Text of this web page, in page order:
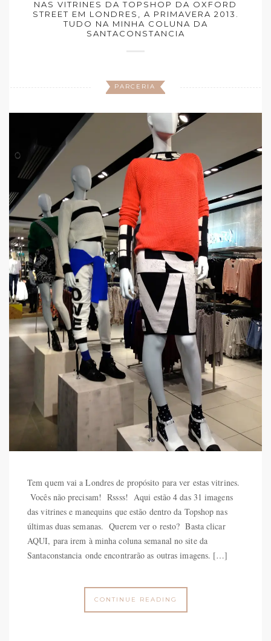
NAS VITRINES DA TOPSHOP DA OXFORD
STREET EM LONDRES, A PRIMAVERA 2013.
TUDO NA MINHA COLUNA DA
SANTACONSTANCIA
PARCERIA
Tem quem vai a Londres de propósito para ver estas vitrines.
Vocês não precisam! Rssss! Aqui estão 4 das 31 imagens
das vitrines e manequins que estão dentro da Topshop nas
últimas duas semanas. Querem ver o resto? Basta clicar
AQUI, para irem à minha coluna semanal no site da
Santaconstancia onde encontrarão as outras imagens. […]
CONTINUE READING